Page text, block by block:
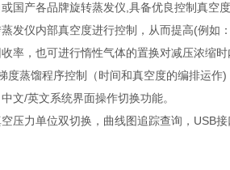
国产各品牌旋转蒸发仪,具备优良控制真空度
发仪内部真空度进行控制，从而提高(例如
率，也可进行惰性气体的置换对减压浓缩时
蒸馏程序控制（时间和真空度的编排运作)
文/英文系统界面操作切换功能。
压力单位双切换，曲线图追踪查询，USB接